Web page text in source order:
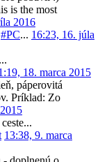
is the most
2016
#PC... 16:23, 16. júla
18. marca 2015
páperovitá
Príklad: Zo
13:38, 9. marca